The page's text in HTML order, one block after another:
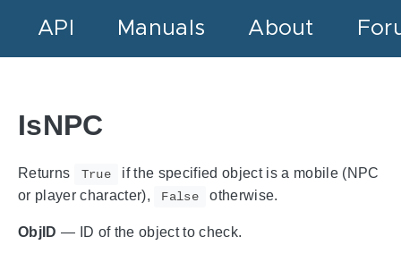
API Manuals About
IsNPC
Returns True
if the specified object is a mobile (NPC
or player character),
False otherwise.
ObjID — ID of the object to check.